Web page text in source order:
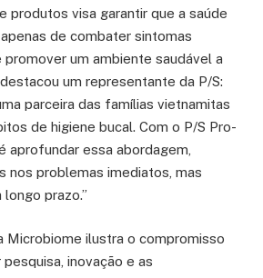
produtos visa garantir que a saúde
de combater sintomas
promover um ambiente saudável a
um representante da P/S:
parceira das famílias vietnamitas
de higiene bucal. Com o P/S Pro-
aprofundar essa abordagem,
nos problemas imediatos, mas
prazo.”
Microbiome ilustra o compromisso
inovação e as